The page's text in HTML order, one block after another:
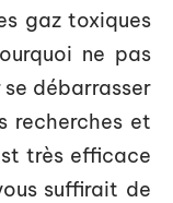
gaz toxiques
ne pas
débarrasser
recherches et
très efficace
suffirait de